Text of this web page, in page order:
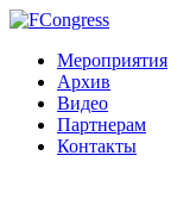
Мероприятия
Архив
Видео
Партнерам
Контакты